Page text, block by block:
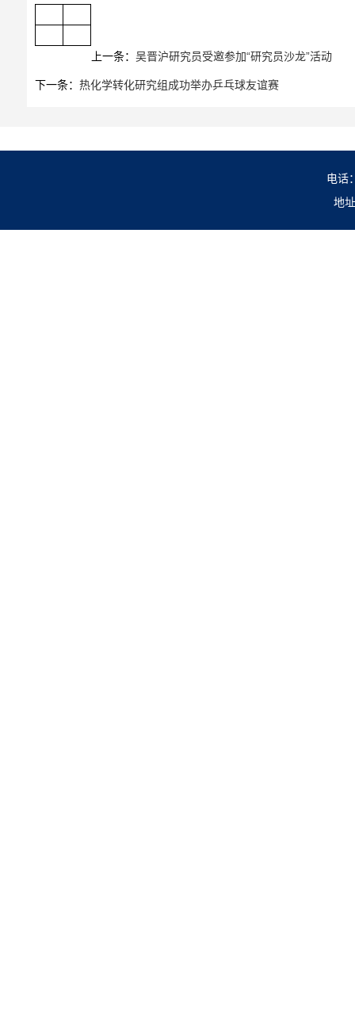
上一条：吴晋沪研究员受邀参加“研究员沙龙”活动
下一条：热化学转化研究组成功举办乒乓球友谊赛
电话
地